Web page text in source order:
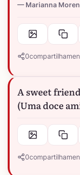
Marianna
0
A sweet
(Uma doce
0